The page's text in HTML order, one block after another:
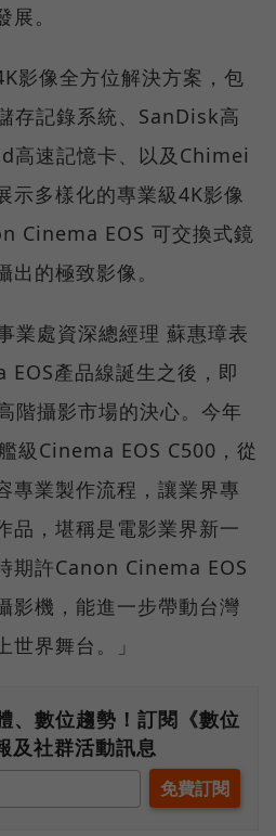
。
影像全方位解決方案，包
存記錄系統、SanDisk高
高速記憶卡、以及Chimei
示多樣化的專業級4K影像
Cinema EOS 可交換式鏡
的極致影像。
業處資深總經理 蘇惠璋表
產品線誕生之後，即
階攝影市場的決心。今年
級Cinema EOS C500，從
專業製作流程，讓業界專
品，堪稱是電影業界新一
期許Canon Cinema EOS
影機，能進一步帶動台灣
界舞台。」
、數位趨勢！訂閱《數位
及社群活動訊息